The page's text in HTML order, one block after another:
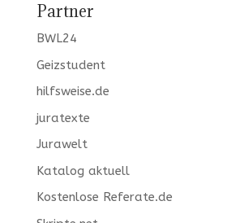
Partner
BWL24
Geizstudent
hilfsweise.de
juratexte
Jurawelt
Katalog aktuell
Kostenlose Referate.de